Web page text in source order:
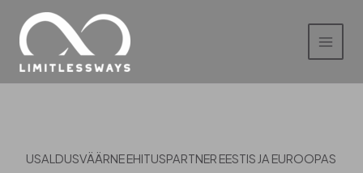
content
USALDUSVÄÄRNE EHITUSPARTNER EESTIS JA EUROOPAS